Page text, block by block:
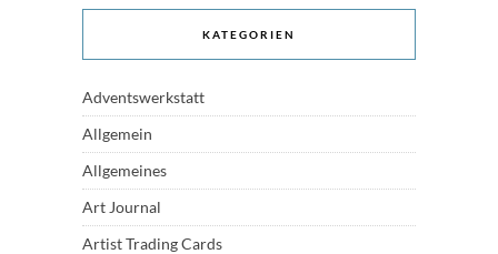
KATEGORIEN
Adventswerkstatt
Allgemein
Allgemeines
Art Journal
Artist Trading Cards